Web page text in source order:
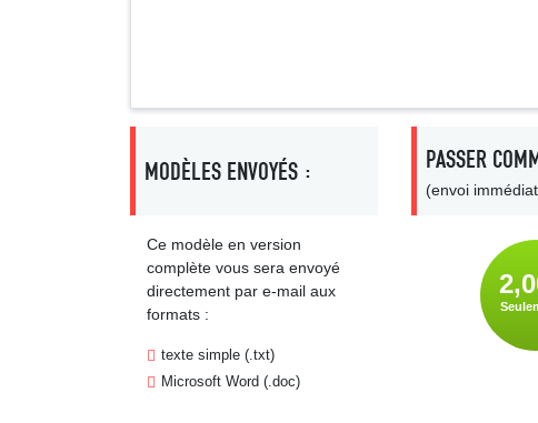
MODÈLES ENVOYÉS :
Ce modèle en version
complète vous sera envoyé
directement par e-mail aux
formats :
texte simple (.txt)
Microsoft Word (.doc)
PASSER
(envoi